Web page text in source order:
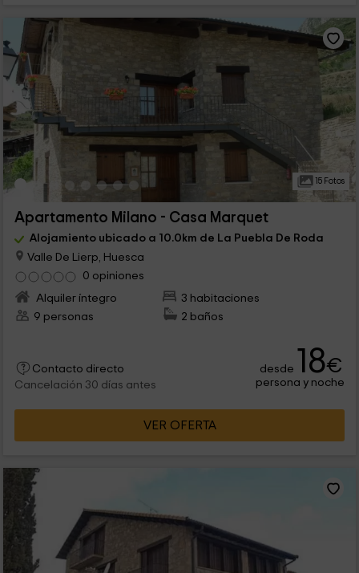
15 Fotos
Apartamento Milano - Casa Marquet
Alojamiento ubicado a 10.0km de La Puebla De Roda
Valle De Lierp, Huesca
0 opiniones
Alquiler íntegro
3 habitaciones
9 personas
2 baños
Contacto directo
Cancelación 30 días antes
desde 18€
persona y noche
VER OFERTA